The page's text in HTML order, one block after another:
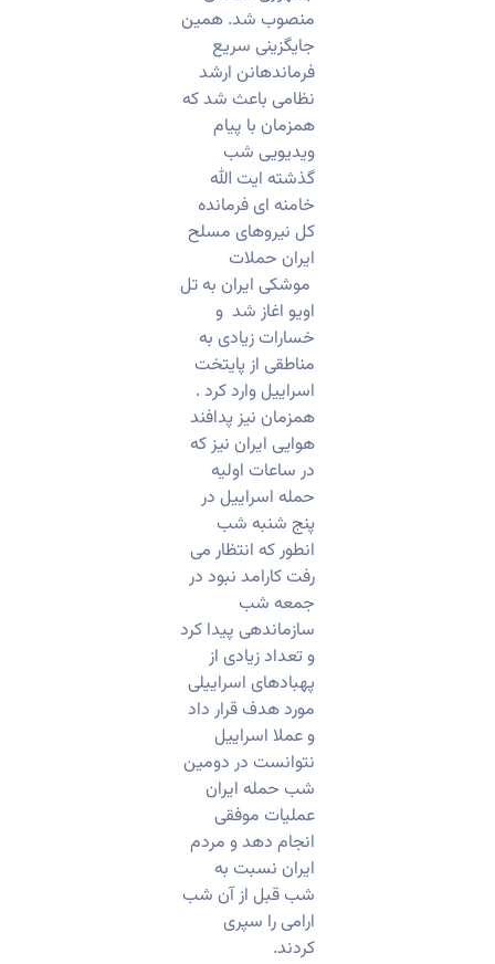
منصوب شد. همین
جایگزینی سریع
فرماندهانن ارشد
نظامی باعث شد که
همزمان با پیام
ویدیویی شب
گذشته ایت الله
خامنه ای فرمانده
کل نیروهای مسلح
ایران حملات
موشکی ایران به تل
اویو اغاز شد و
خسارات زیادی به
مناطقی از پایتخت
اسراییل وارد کرد .
همزمان نیز پدافند
هوایی ایران نیز که
در ساعات اولیه
حمله اسراییل در
پنج شنبه شب
انطور که انتظار می
رفت کارامد نبود در
جمعه شب
سازماندهی پیدا کرد
و تعداد زیادی از
پهبادهای اسراییلی
مورد هدف قرار داد
و عملا اسراییل
نتوانست در دومین
شب حمله ایران
عملیات موفقی
انجام دهد و مردم
ایران نسبت به
شب قبل از آن شب
ارامی را سپری
کردند.